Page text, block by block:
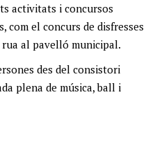
activitats i concursos
com el concurs de disfresses
al pavelló municipal.
des del consistori
plena de música, ball i